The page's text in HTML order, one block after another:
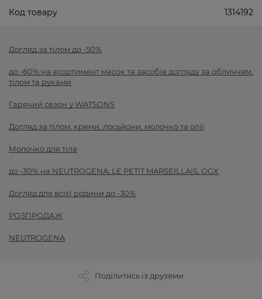
Код товару 1314192
Догляд за тілом до -50%
до -60% на асортимент масок та засобів догляду за обличчям,
тілом та руками
Гарячий сезон у WATSONS
Догляд за тілом: креми, лосьйони, молочко та олії
Молочко для тіла
до -30% на NEUTROGENA, LE PETIT MARSEILLAIS, OGX
Догляд для всієї родини до -30%
РОЗПРОДАЖ
NEUTROGENA
Поділитись із друзями